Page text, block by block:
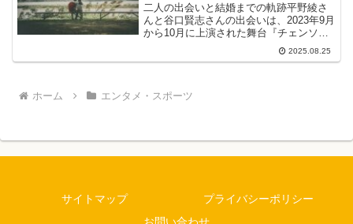
二人の出会いと結婚までの軌跡平野綾さ
んと谷口賢志さんの出会いは、2023年9月
から10月に上演された舞台『チェンソー
マン ザ・ステージ』での共演でした。平
野さんはマキマ役、谷口さんは岸辺役を
2025.08.25
ホーム エンタメ・スポーツ
サイトマップ
プライバシーポリシー